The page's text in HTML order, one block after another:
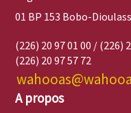
01 BP 153 Bobo-
(226) 20 97 01 00 / (226)
(226) 20 97 57 72
A propos